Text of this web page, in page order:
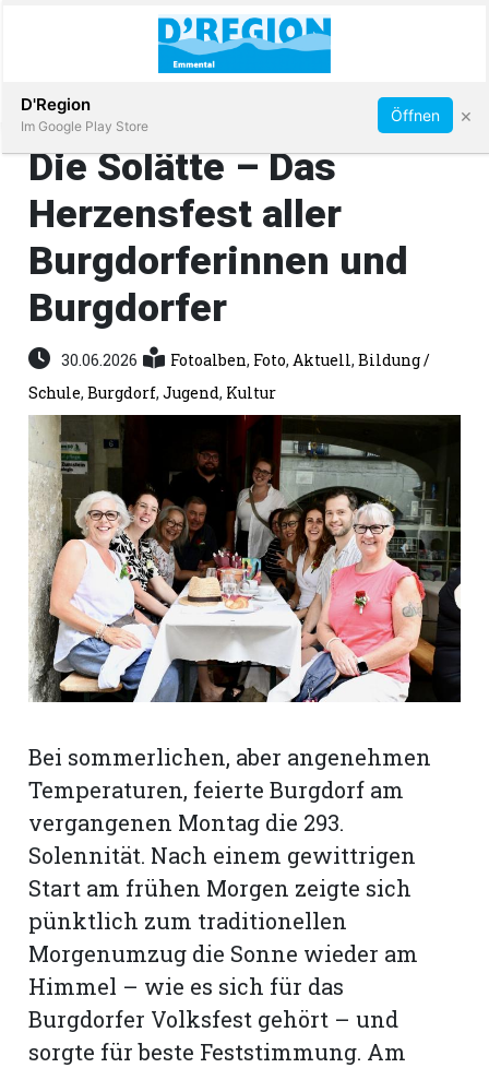
Immobilien
Veranstaltungen
Stellen
E-
Paper
App
Abonnieren
Die Solätte – Das
Herzensfest aller
Burgdorferinnen und
Burgdorfer
30.06.2026 Fotoalben, Foto,Aktuell,Bildung /
Schule,Burgdorf,Jugend, Kultur
Bei sommerlichen, aber angenehmen
Temperaturen, feierte Burgdorf am
vergangenen Montag die 293.
Solennität. Nach einem gewittrigen
Start am frühen Morgen zeigte sich
pünktlich zum traditionellen
Morgenumzug die Sonne wieder am
Himmel – wie es sich für das
Burgdorfer Volksfest gehört – und
sorgte für beste Feststimmung. Am
D'Region
Im Google Play Store
Öffnen ×